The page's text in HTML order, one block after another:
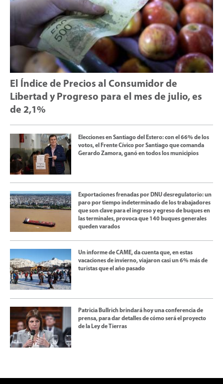
El Índice de Precios al Consumidor de
Libertad y Progreso para el mes de julio, es
de 2,1%
Elecciones en Santiago del Estero: con el 66% de los
votos, el Frente Cívico por Santiago que comanda
Gerardo Zamora, ganó en todos los municipios
Exportaciones frenadas por DNU desregulatorio: un
paro por tiempo indeterminado de los trabajadores
que son clave para el ingreso y egreso de buques en
las terminales, provoca que 140 buques generales
queden varados
Un informe de CAME, da cuenta que, en estas
vacaciones de invierno, viajaron casi un 6% más de
turistas que el año pasado
Patricia Bullrich brindará hoy una conferencia de
prensa, para dar detalles de cómo será el proyecto
de la Ley de Tierras